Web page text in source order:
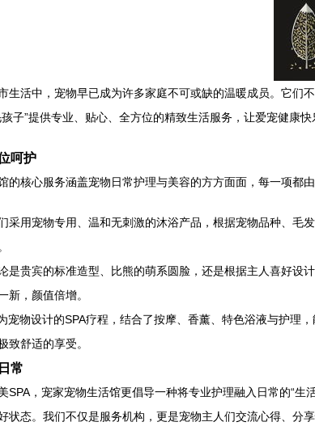
生活中，宠物早已成为许多家庭不可或缺的温暖成员。它们
子”提供专业、贴心、全方位的精致生活服务，让爱宠健康快
呵护
的核心服务涵盖宠物日常护理与美容的方方面面，每一项都
采用宠物专用、温和无刺激的沐浴产品，根据宠物品种、
是贵宾的标准造型、比熊的萌系圆脸，还是根据主人喜好
新，颜值倍增。
宠物设计的SPA疗程，结合了按摩、香薰、特色浴液与护
致舒适的享受。
常
SPA，宠家宠物生活馆更倡导一种将专业护理融入日常的“
状态。我们不仅是服务机构，更是宠物主人们交流心得、分享